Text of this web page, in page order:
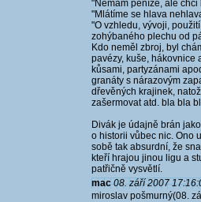
"Nemám peníze, ale chci
"Mlátíme se hlava
"O vzhledu, vývoji,
zohýbaného plechu od
Kdo neměl zbroj, byl
pavézy, kuše, hákovnice
kůsami, partyzánami
granáty s nárazovým
dřevěných krajinek,
zašermovat atd. bla bla
Divák je údajně brán
o historii vůbec nic. Ono
sobě tak absurdní, že
kteří hrajou jinou ligu a
patřičně vysvětlí.
mac 08. září 2007
miroslav pošmurný(08.